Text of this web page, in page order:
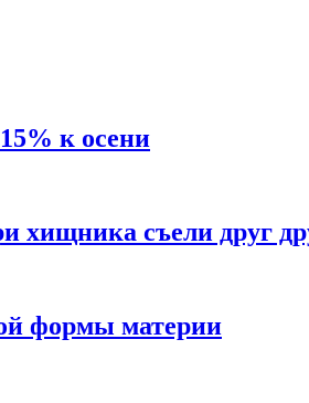
к осени
хищника съели друг
формы материи